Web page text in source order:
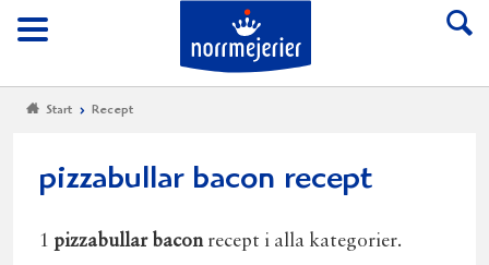
Meny
Till Norrmejerier
Start Recept
pizzabullar bacon recept
1 pizzabullar baconrecept i alla kategorier.